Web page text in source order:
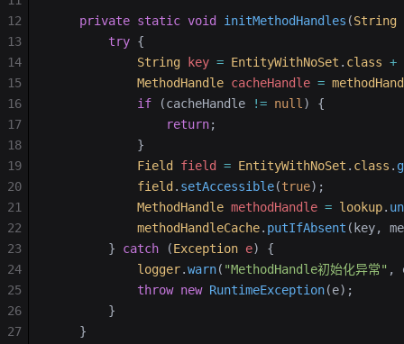
    private
static void initMethodHandles (String
        try
{
            String
key = EntityWithNoSet . class +
            MethodHandle
cacheHandle =
            if
(cacheHandle != null ) {
                return
;
            }
            Field
field = EntityWithNoSet . class .
            field
. setAccessible(true);
            MethodHandle
methodHandle = lookup.
            methodHandleCache
. putIfAbsent (key,
        }
catch (Exception e) {
            logger
.warn( "MethodHandle初始化异常" ,
            throw
new RuntimeException(e);
        }
    }
12
13
14
15
16
17
18
19
20
21
22
23
24
25
26
27